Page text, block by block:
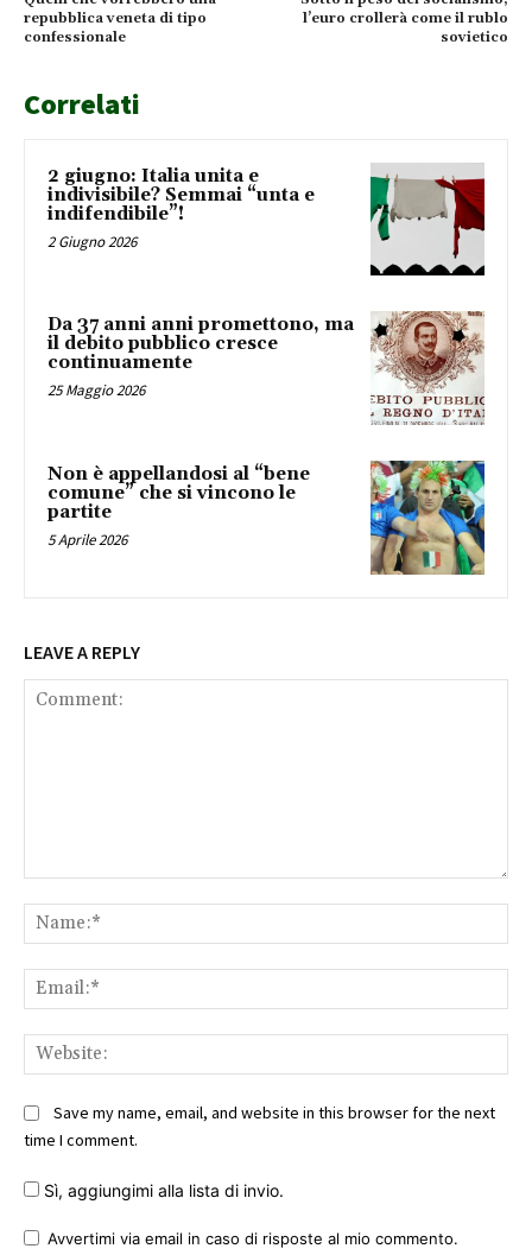
repubblica veneta di tipo
confessionale
l’euro crollerà come il rublo
sovietico
Correlati
2 giugno: Italia unita e
indivisibile? Semmai “unta e
indifendibile”!
2 Giugno 2026
Da 37 anni anni promettono, ma
il debito pubblico cresce
continuamente
25 Maggio 2026
Non è appellandosi al “bene
comune” che si vincono le
partite
5 Aprile 2026
LEAVE A REPLY
Save my name, email, and website in this browser for the next
time I comment.
Sì, aggiungimi alla lista di invio.
Avvertimi via email in caso di risposte al mio commento.